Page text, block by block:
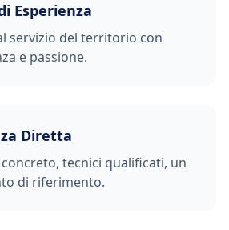
Esperienza
servizio del territorio con
e passione.
Diretta
tecnici qualificati, un
di riferimento.